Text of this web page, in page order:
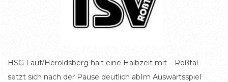
HSG Lauf/Heroldsberg hält eine Halbzeit mit – Roßtal
setzt sich nach der Pause deutlich abIm Auswärtsspiel